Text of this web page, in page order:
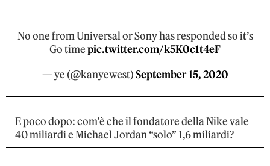
No one from Universal or Sony has responded so it’s
Go timepic.twitter.com/k5K0c1t4eF
— ye (@kanyewest)September 15, 2020
E poco dopo: com’è che il fondatore della Nike vale
40 miliardi e Michael Jordan “solo” 1,6 miliardi?